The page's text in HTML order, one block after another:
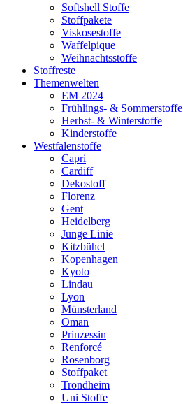
Softshell Stoffe
Stoffpakete
Viskosestoffe
Waffelpique
Weihnachtsstoffe
Stoffreste
Themenwelten
EM 2024
Frühlings- & Sommerstoffe
Herbst- & Winterstoffe
Kinderstoffe
Westfalenstoffe
Capri
Cardiff
Dekostoff
Florenz
Gent
Heidelberg
Junge Linie
Kitzbühel
Kopenhagen
Kyoto
Lindau
Lyon
Münsterland
Oman
Prinzessin
Renforcé
Rosenborg
Stoffpaket
Trondheim
Uni Stoffe